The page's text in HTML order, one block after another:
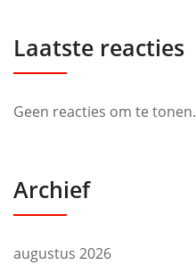
Laatste reacties
Geen reacties om te tonen.
Archief
augustus 2026